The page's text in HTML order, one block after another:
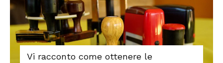
Vi racconto come ottenere le